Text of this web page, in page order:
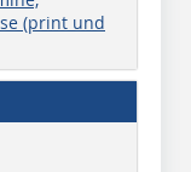
(print und